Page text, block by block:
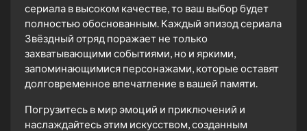
сериала в высоком качестве, то ваш выбор будет
полностью обоснованным. Каждый эпизод сериала
Звёздный отряд поражает не только
захватывающими событиями, но и яркими,
запоминающимися персонажами, которые оставят
долговременное впечатление в вашей памяти.
Погрузитесь в мир эмоций и приключений и
наслаждайтесь этим искусством, созданным